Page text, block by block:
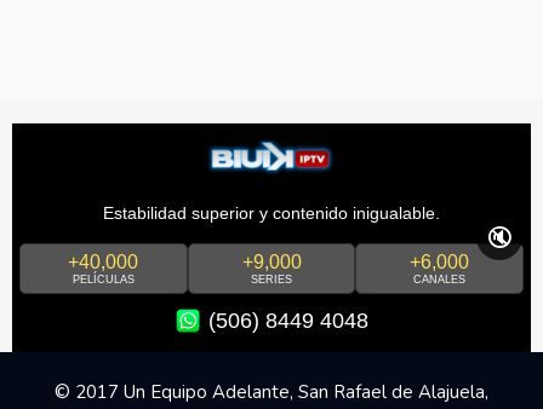
Estabilidad superior y contenido inigualable.
+40,000
PELÍCULAS
+9,000
SERIES
+6,000
CANALES
(506) 8449 4048
🔇
© 2017 Un Equipo Adelante, San Rafael de Alajuela,